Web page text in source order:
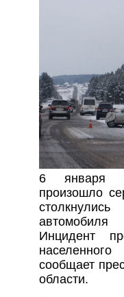
6 января
произошло
Инцидент
сообщает
области.